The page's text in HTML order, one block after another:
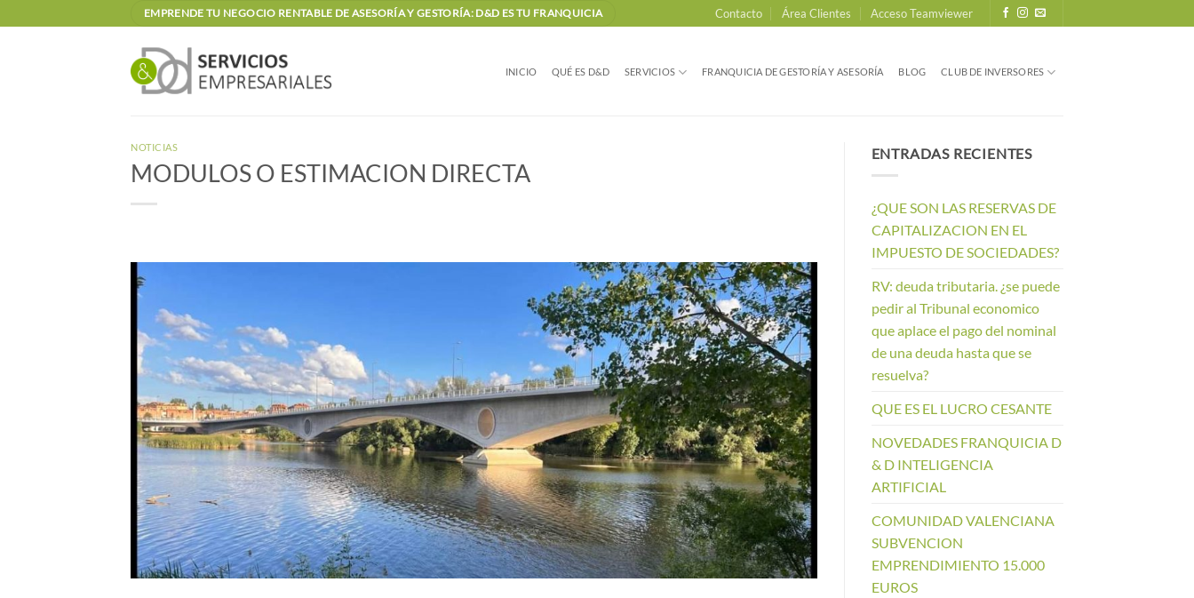
al
EMPRENDE TU NEGOCIO RENTABLE DE ASESORÍA Y GESTORÍA: D&D ES TU FRANQUICIA Contacto Área Clientes Acceso Teamviewer
INICIO QUÉ ES D&D SERVICIOS FRANQUICIA DE GESTORÍA Y ASESORÍA BLOG CLUB DE INVERSORES
NOTICIAS
MODULOS O ESTIMACION DIRECTA
ENTRADAS RECIENTES
¿QUE SON LAS RESERVAS DE
CAPITALIZACION EN EL
IMPUESTO DE SOCIEDADES?
RV: deuda tributaria. ¿se puede
pedir al Tribunal economico
que aplace el pago del nominal
de una deuda hasta que se
resuelva?
QUE ES EL LUCRO CESANTE
NOVEDADES FRANQUICIA D
& D INTELIGENCIA
ARTIFICIAL
COMUNIDAD VALENCIANA
SUBVENCION
EMPRENDIMIENTO 15.000
EUROS